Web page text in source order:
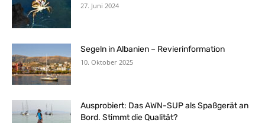
27. Juni 2024
Segeln in Albanien – Revierinformation
10. Oktober 2025
Ausprobiert: Das AWN-SUP als Spaßgerät an
Bord. Stimmt die Qualität?